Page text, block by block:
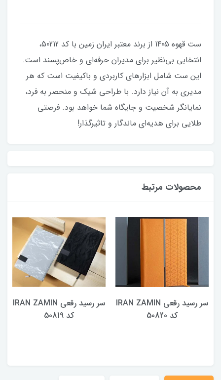
ست قهوه 1405 از برند معتبر ایران زمین با کد 50212،
انتخابی بی‌نظیر برای مدیران حرفه‌ای و خاص‌پسند است.
این ست شامل ابزارهای کاربردی و باکیفیت است که هر
مدیری به آن نیاز دارد. با طراحی شیک و منحصر به فرد،
نمایانگر شخصیت و جایگاه شما خواهد بود. فرصتی
طلایی برای هدیه‌ای ماندگار و تاثیرگذار!
محصولات مرتبط
سر رسید رقعی IRAN ZAMIN
کد 50820
سر رسید رقعی IRAN ZAMIN
کد 50819